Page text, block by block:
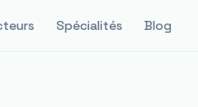
Spécialités Blog